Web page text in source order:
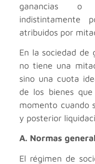
ganancias o
indistintamente
atribuidos por
En la sociedad de
no tiene una
sino una cuota
de los bienes
momento cuando
y posterior
A. Normas
El régimen de